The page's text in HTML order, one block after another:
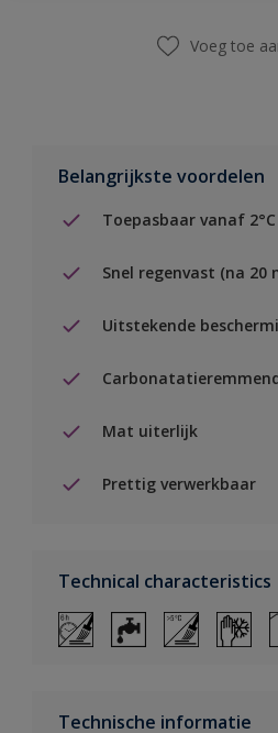
Voeg toe
Belangrijkste voordelen
Toepasbaar vanaf 2°C
Snel regenvast (na 20
Uitstekende
Mat uiterlijk
Prettig verwerkbaar
Technical characteristics
Technische informatie